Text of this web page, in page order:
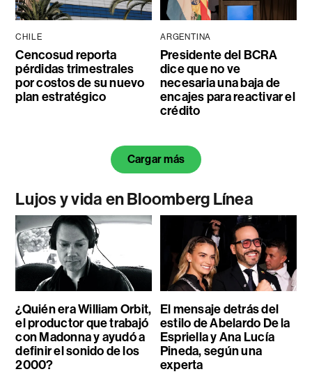
CHILE
Cencosud reporta
pérdidas trimestrales
por costos de su nuevo
plan estratégico
ARGENTINA
Presidente del BCRA
dice que no ve
necesaria una baja de
encajes para reactivar el
crédito
Cargar más
Lujos y vida en Bloomberg Línea
¿Quién era William Orbit,
el productor que trabajó
con Madonna y ayudó a
definir el sonido de los
2000?
El mensaje detrás del
estilo de Abelardo De la
Espriella y Ana Lucía
Pineda, según una
experta